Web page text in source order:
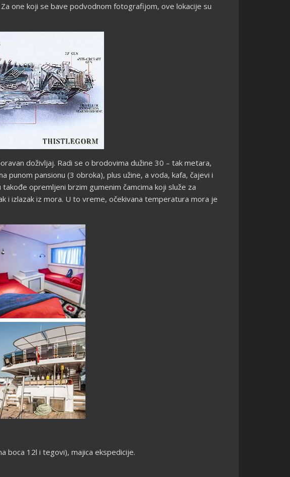
one koji se bave podvodnom fotografijom, ove lokacije su
doživljaj. Radi se o brodovima dužine 30 – tak metara,
punom pansionu (3 obroka), plus užine, a voda, kafa, čajevi i
opremljeni brzim gumenim čamcima koji služe za
i izlazak iz mora. U to vreme, očekivana temperatura mora je
boca 12l i tegovi), majica ekspedicije.